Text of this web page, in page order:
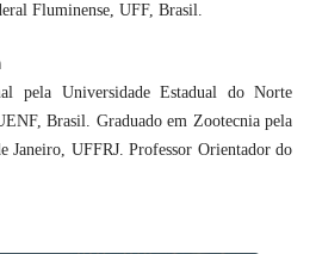
Fluminense, UFF, Brasil.
pela Universidade Estadual do Norte
Brasil. Graduado em Zootecnia pela
Janeiro, UFFRJ. Professor Orientador do